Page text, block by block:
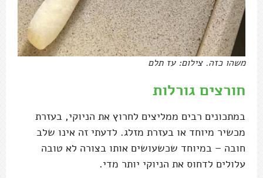
משהו כזה. צילום: עז תלם
חורצים גורלות
במתכונים רבים ממליצים לחרוץ את הניוקי, בעזרת
מכשיר מיוחד או בעזרת מזלג. לדעתי זה אינו שלב
חובה – במיוחד שכשעושים אותו בצורה לא טובה
עלולים לדחוס את הניוקי יותר מדי.